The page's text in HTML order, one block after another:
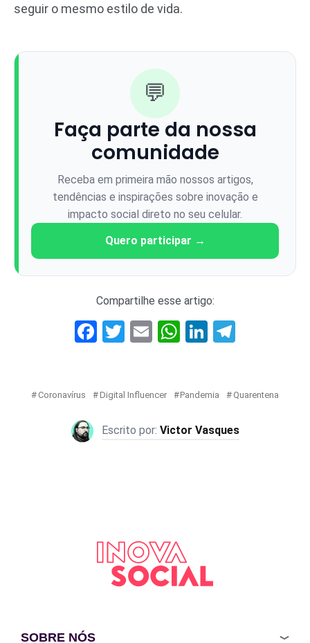
seguir o mesmo estilo de vida.
💬
Faça parte da nossa
comunidade
Receba em primeira mão nossos artigos,
tendências e inspirações sobre inovação e
impacto social direto no seu celular.
Quero participar →
Compartilhe esse artigo:
Facebook
Twitter
EmailWhatsApp
LinkedIn
Coronavírus Digital Influencer Pandemia Quarentena
Victor Vasques
SOBRE NÓS